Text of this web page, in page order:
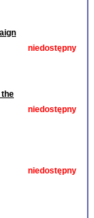
niedostępny
the
niedostępny
niedostępny